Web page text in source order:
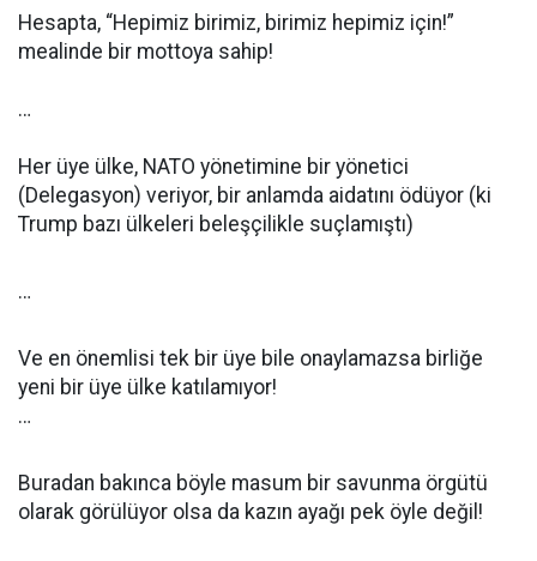
Hesapta, “Hepimiz birimiz, birimiz hepimiz için!”
mealinde bir mottoya sahip!
…
Her üye ülke, NATO yönetimine bir yönetici
(Delegasyon) veriyor, bir anlamda aidatını ödüyor (ki
Trump bazı ülkeleri beleşçilikle suçlamıştı)
…
Ve en önemlisi tek bir üye bile onaylamazsa birliğe
yeni bir üye ülke katılamıyor!
…
Buradan bakınca böyle masum bir savunma örgütü
olarak görülüyor olsa da kazın ayağı pek öyle değil!